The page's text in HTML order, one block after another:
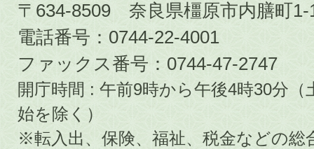
〒634-8509 奈良県橿原市内膳町1-
電話番号：0744-22-4001
ファックス番号：0744-47-2747
開庁時間 : 午前9時から午後4時30分
始を除く）
※転入出、保険、福祉、税金などの総